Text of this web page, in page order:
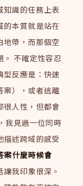
知識的任務上表
的本質就是站在
地帶，而那個空
。 不確定性容忍
型反應是：快速
案），或者逃離
很人性，但都會
我見過一位同時
描述跨域的感受
案什麼時候會
讓我印象很深。